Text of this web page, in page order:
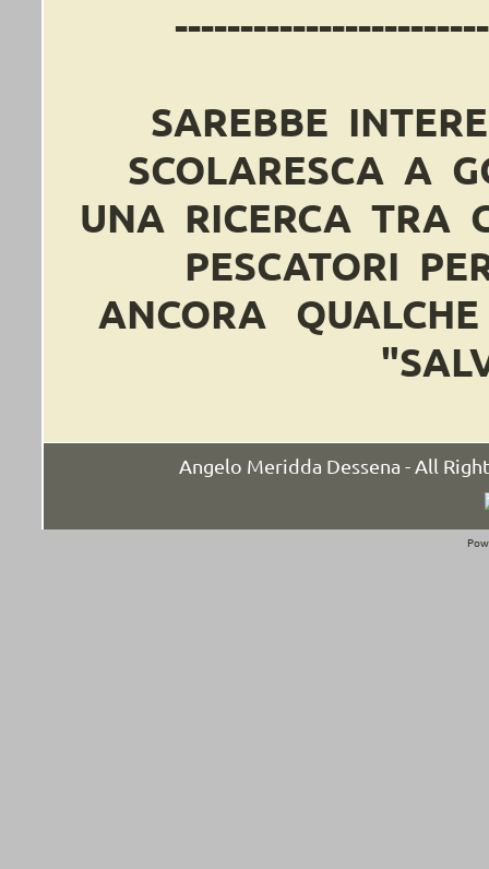
SAREBBE
SCOLARESCA A
UNA RICERCA TRA
PESCATORI
ANCORA
Angelo Meridda Dessena - All